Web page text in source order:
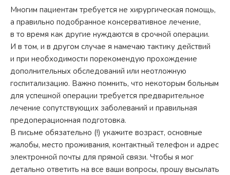
Многим пациентам требуется не хирургическая помощь,
а правильно подобранное консервативное лечение,
в то время как другие нуждаются в срочной операции.
И в том, и в другом случае я намечаю тактику действий
и при необходимости порекомендую прохождение
дополнительных обследований или неотложную
госпитализацию. Важно помнить, что некоторым больным
для успешной операции требуется предварительное
лечение сопутствующих заболеваний и правильная
предоперационная подготовка.
В письме обязательно (!) укажите возраст, основные
жалобы, место проживания, контактный телефон и адрес
электронной почты для прямой связи. Чтобы я мог
детально ответить на все ваши вопросы, прошу высылать